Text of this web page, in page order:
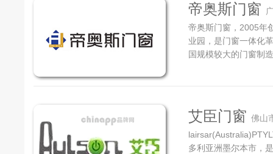
帝奥斯门窗
帝奥斯门窗，2005年
业园，是门窗一体化
国规模较大的门窗制
艾臣门窗 佛山
多利亚洲墨尔本市，